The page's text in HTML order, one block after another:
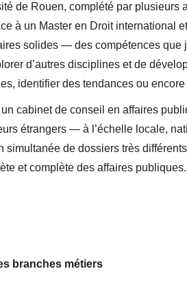
de Rouen, complété par plusieurs
à un Master en Droit international
solides — des compétences que
d’autres disciplines et de
identifier des tendances ou
cabinet de conseil en affaires
étrangers — à l’échelle locale,
simultanée de dossiers très
et complète des affaires publiques.
branches métiers